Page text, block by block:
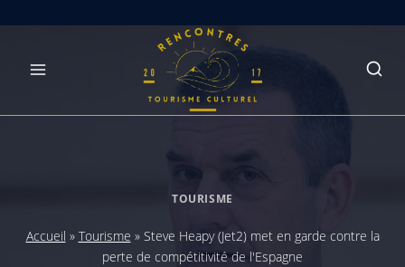
TOURISME
Accueil » Tourisme » Steve Heapy (Jet2) met en garde contre la
perte de compétitivité de l'Espagne